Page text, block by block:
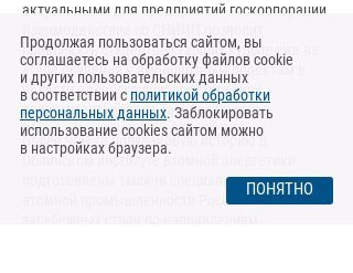
актуальными для предприятий госкорпорации.
привлекать студентов старших курсов уже на
этапе обучения к амбициозным проектам в
области ядерного приборостроения», -
прокомментировала Татьяна Осипова.
Более чем за полувековую историю в
Обнинском институте атомной энергетики
подготовлены тысячи специалистов для
атомной промышленности России и
Продолжая пользоваться сайтом, вы
соглашаетесь на обработку файлов cookie
и других пользовательских данных
в соответствии с политикой обработки
персональных данных. Заблокировать
использование cookies сайтом можно
в настройках браузера.
ПОНЯТНО